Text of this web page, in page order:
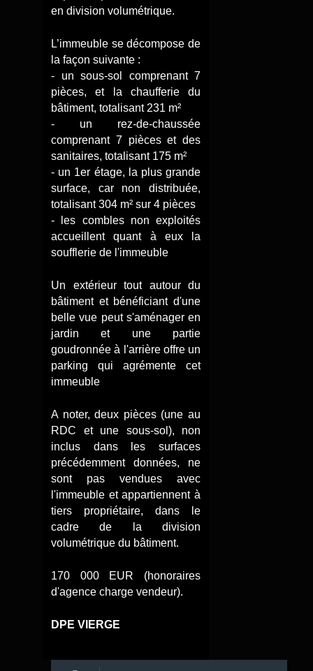
en division volumétrique.
L’immeuble se décompose de
la façon suivante :
- un sous-sol comprenant 7
pièces, et la chaufferie du
bâtiment, totalisant 231 m²
- un rez-de-chaussée
comprenant 7 pièces et des
sanitaires, totalisant 175 m²
- un 1er étage, la plus grande
surface, car non distribuée,
totalisant 304 m² sur 4 pièces
- les combles non exploités
accueillent quant à eux la
soufflerie de l'immeuble
Un extérieur tout autour du
bâtiment et bénéficiant d'une
belle vue peut s'aménager en
jardin et une partie
goudronnée à l'arrière offre un
parking qui agrémente cet
immeuble
A noter, deux pièces (une au
RDC et une sous-sol), non
inclus dans les surfaces
précédemment données, ne
sont pas vendues avec
l'immeuble et appartiennent à
tiers propriétaire, dans le
cadre de la division
volumétrique du bâtiment.
170 000 EUR (honoraires
d'agence charge vendeur).
DPE VIERGE